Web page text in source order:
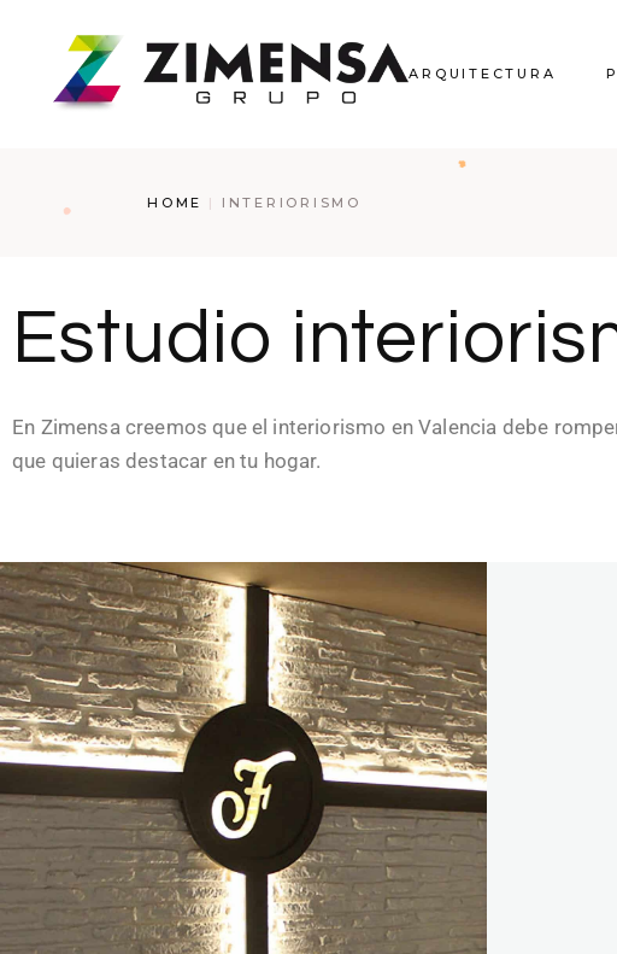
ARQUITECTURA
HOME INTERIORISMO
Estudio
En Zimensa creemos que el interiorismo en Valencia debe
que quieras destacar en tu hogar.